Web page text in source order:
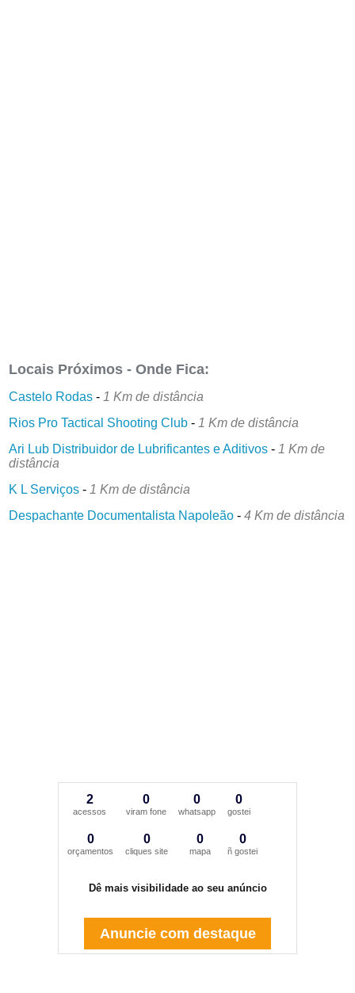
Locais Próximos - Onde Fica:
Castelo Rodas - 1 Km de distância
Rios Pro Tactical Shooting Club - 1 Km de distância
Ari Lub Distribuidor de Lubrificantes e Aditivos - 1 Km de
distância
K L Serviços - 1 Km de distância
Despachante Documentalista Napoleão -4 Km de distância
2
acessos
0
viram fone
0
whatsapp
0
gostei
0
orçamentos
0
cliques site
0
mapa
0
ñ gostei
Dê mais visibilidade ao seu anúncio
Anuncie com destaque